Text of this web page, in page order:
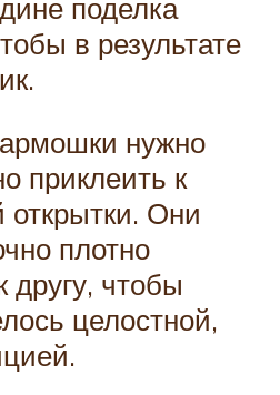
поделка
в результате
нужно
приклеить к
открытки. Они
плотно
другу, чтобы
целостной,